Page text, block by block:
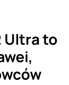
Ultra to